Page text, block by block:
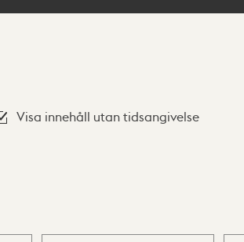
Visa innehåll utan tidsangivelse